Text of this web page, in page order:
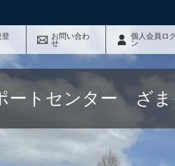
登
お問い合わ
せ
個人会員ロ
ン
ートセンター ざま